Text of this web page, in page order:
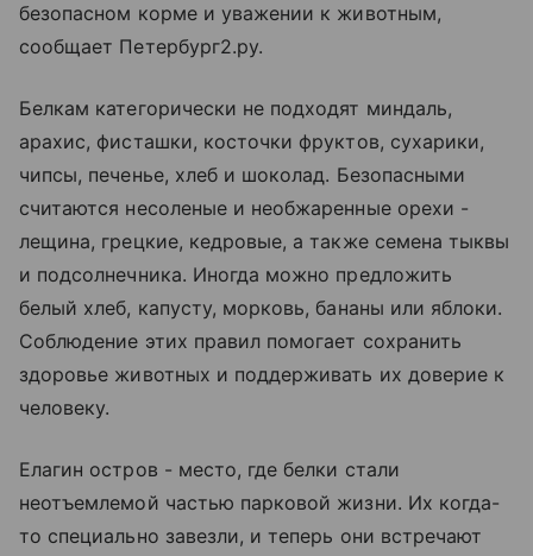
безопасном корме и уважении к животным,
сообщает Петербург2.ру.
Белкам категорически не подходят миндаль,
арахис, фисташки, косточки фруктов, сухарики,
чипсы, печенье, хлеб и шоколад. Безопасными
считаются несоленые и необжаренные орехи -
лещина, грецкие, кедровые, а также семена тыквы
и подсолнечника. Иногда можно предложить
белый хлеб, капусту, морковь, бананы или яблоки.
Соблюдение этих правил помогает сохранить
здоровье животных и поддерживать их доверие к
человеку.
Елагин остров - место, где белки стали
неотъемлемой частью парковой жизни. Их когда-
то специально завезли, и теперь они встречают